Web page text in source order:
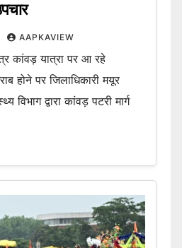
AAPKAVIEW
कांवड़ यात्रा पर आ रहे
होने पर जिलाधिकारी मयूर
विभाग द्वारा कांवड़ पटरी मार्ग